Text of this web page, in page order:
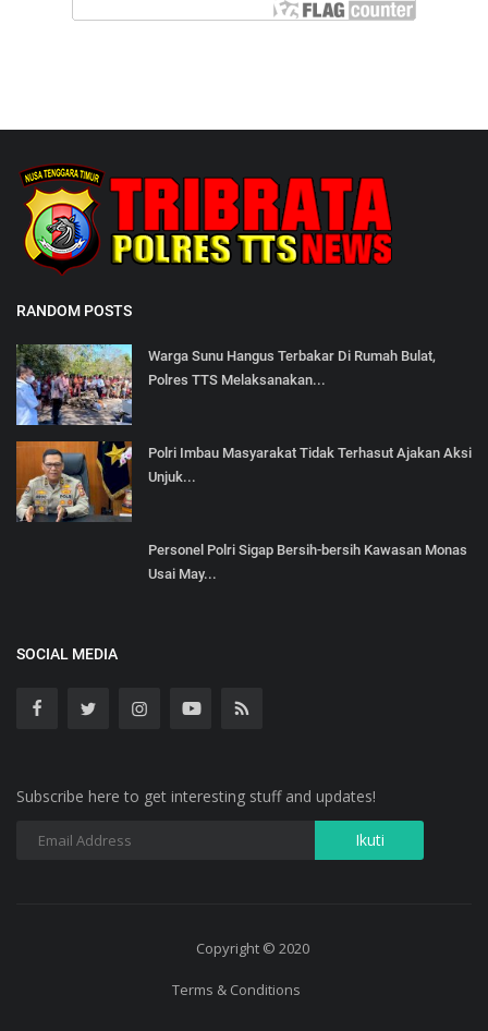
RANDOM POSTS
Warga Sunu Hangus Terbakar Di Rumah Bulat,
Polres TTS Melaksanakan...
Polri Imbau Masyarakat Tidak Terhasut Ajakan Aksi
Unjuk...
Personel Polri Sigap Bersih-bersih Kawasan Monas
Usai May...
SOCIAL MEDIA
Subscribe here to get interesting stuff and updates!
Copyright © 2020
Terms & Conditions